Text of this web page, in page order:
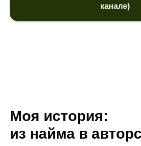
канале)
Моя история:
из найма в